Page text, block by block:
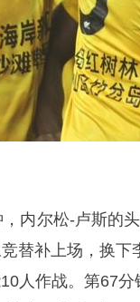
内尔松-卢斯的
替补上场，换
人作战。第67